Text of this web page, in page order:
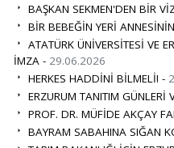
BAŞKAN SEKMEN'DEN BİR
BİR BEBEĞİN YERİ
ATATÜRK ÜNİVERSİTESİ VE
İMZA - 29.06.2026
HERKES HADDİNİ BİLMELİ! -
ERZURUM TANITIM GÜNLERİ
PROF. DR. MÜFİDE AKÇAY
BAYRAM SABAHINA SIĞAN